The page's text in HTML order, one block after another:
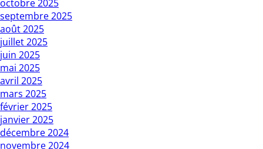
octobre 2025
septembre 2025
août 2025
juillet 2025
juin 2025
mai 2025
avril 2025
mars 2025
février 2025
janvier 2025
décembre 2024
novembre 2024